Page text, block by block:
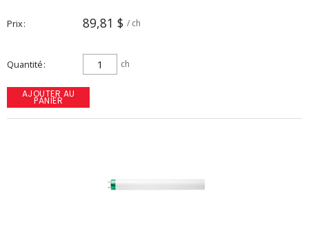
Prix 89,81 $ / ch
Quantité ch
AJOUTER AU
PANIER